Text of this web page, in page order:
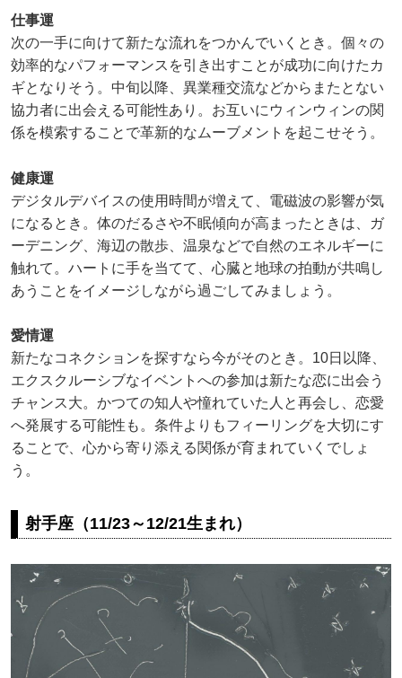
仕事運
次の一手に向けて新たな流れをつかんでいくとき。個々の
効率的なパフォーマンスを引き出すことが成功に向けたカ
ギとなりそう。中旬以降、異業種交流などからまたとない
協力者に出会える可能性あり。お互いにウィンウィンの関
係を模索することで革新的なムーブメントを起こせそう。
健康運
デジタルデバイスの使用時間が増えて、電磁波の影響が気
になるとき。体のだるさや不眠傾向が高まったときは、ガ
ーデニング、海辺の散歩、温泉などで自然のエネルギーに
触れて。ハートに手を当てて、心臓と地球の拍動が共鳴し
あうことをイメージしながら過ごしてみましょう。
愛情運
新たなコネクションを探すなら今がそのとき。10日以降、
エクスクルーシブなイベントへの参加は新たな恋に出会う
チャンス大。かつての知人や憧れていた人と再会し、恋愛
へ発展する可能性も。条件よりもフィーリングを大切にす
ることで、心から寄り添える関係が育まれていくでしょ
う。
射手座（11/23～12/21生まれ）